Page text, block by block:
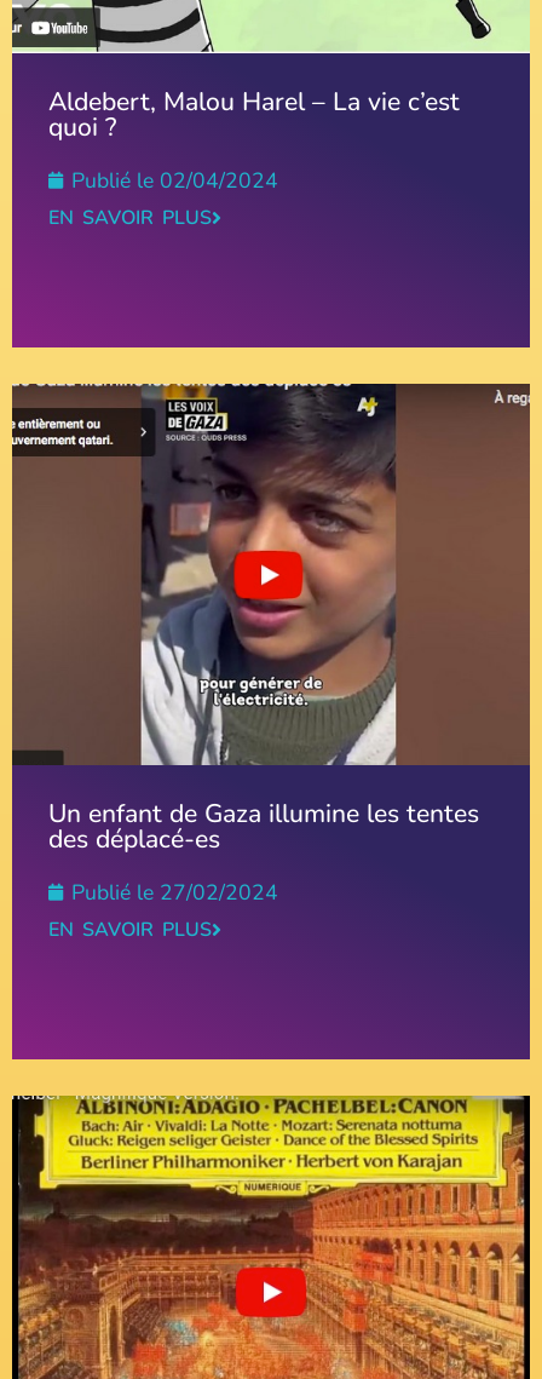
Aldebert, Malou Harel – La vie c’est
quoi ?
Publié le 02/04/2024
EN SAVOIR PLUS
Un enfant de Gaza illumine les tentes
des déplacé-es
Publié le 27/02/2024
EN SAVOIR PLUS